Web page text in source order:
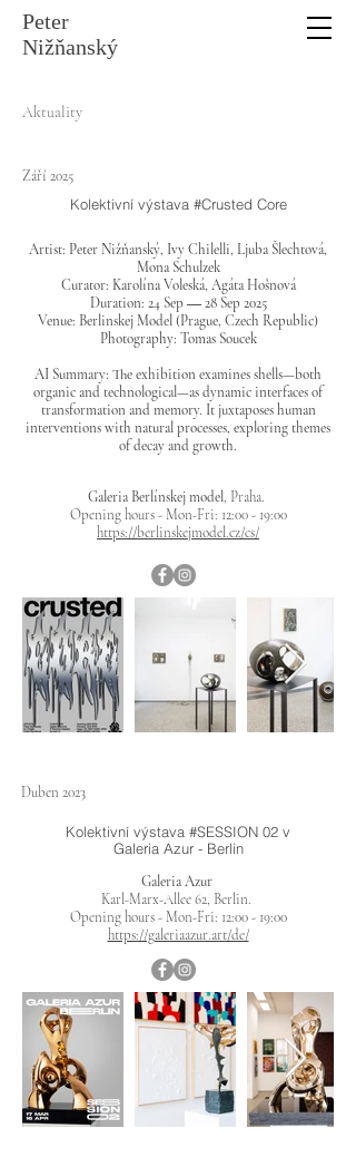
Peter
Nižňanský
Aktuality
Září 2025
Kolektivní výstava #Crusted Core
Artist: Peter Nižňanský, Ivy Chilelli, Ljuba Šlechtová,
Mona Schulzek
Curator: Karolína Voleská, Agáta Hošnová
Duration: 24 Sep ― 28 Sep 2025
Venue: Berlinskej Model (Prague, Czech Republic)
Photography: Tomas Soucek
AI Summary: The exhibition examines shells—both
organic and technological—as dynamic interfaces of
transformation and memory. It juxtaposes human
interventions with natural processes, exploring themes
of decay and growth.
Galeria Berlínskej model, Praha.
Opening hours - Mon-Fri: 12:00 - 19:00
https://berlinskejmodel.cz/cs/
Duben 2023
Kolektivní výstava #SESSION 02 v
Galeria Azur - Berlin
Galeria Azur
Karl-Marx-Allee 62, Berlin.
Opening hours - Mon-Fri: 12:00 - 19:00
https://galeriaazur.art/de/